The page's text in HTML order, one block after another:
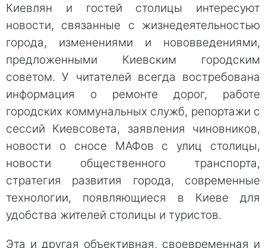
Киевлян и гостей столицы интересуют
новости, связанные с жизнедеятельностью
города, изменениями и нововведениями,
предложенными Киевским городским
советом. У читателей всегда востребована
информация о ремонте дорог, работе
городских коммунальных служб, репортажи с
сессий Киевсовета, заявления чиновников,
новости о сносе МАФов с улиц столицы,
новости общественного транспорта,
стратегия развития города, современные
технологии, появляющиеся в Киеве для
удобства жителей столицы и туристов.
Эта и другая объективная, своевременная и